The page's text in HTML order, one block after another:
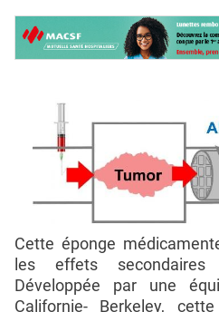
Cette éponge
les effets secondaires
Développée par une
Californie- Berkeley,